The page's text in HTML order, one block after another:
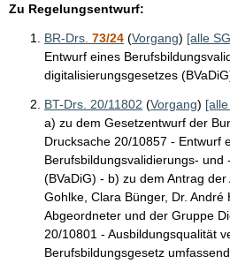
Zu Regelungsentwurf:
BR-Drs. 73/24 (Vorgang) [alle
Entwurf eines
digitalisierungsgesetzes
BT-Drs. 20/11802 (Vorgang)
a) zu dem Gesetzentwurf der
Drucksache 20/10857 - Entwurf
Berufsbildungsvalidierungs- und
(BVaDiG) - b) zu dem Antrag
Gohlke, Clara Bünger, Dr. André
Abgeordneter und der Gruppe
20/10801 - Ausbildungsqualität
Berufsbildungsgesetz